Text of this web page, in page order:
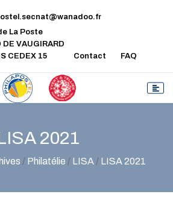
La Poste
DE VAUGIRARD
CEDEX 15
Contact FAQ
2021
/ Philatélie / LISA / LISA 2021